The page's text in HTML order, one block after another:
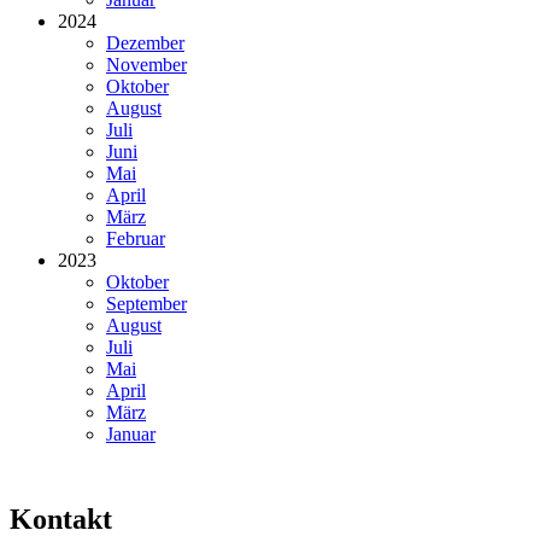
2024
Dezember
November
Oktober
August
Juli
Juni
Mai
April
März
Februar
2023
Oktober
September
August
Juli
Mai
April
März
Januar
Kontakt